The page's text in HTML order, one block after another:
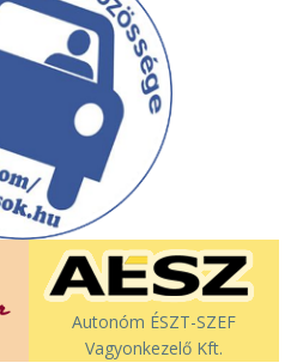
Autonóm ÉSZT-SZEF
Vagyonkezelő Kft.